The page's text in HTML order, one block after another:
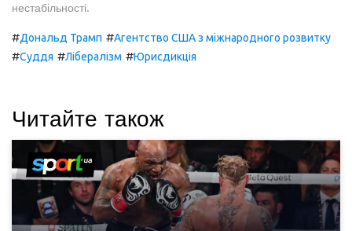
нестабільності.
#Дональд Трамп #Агентство США з міжнародного розвитку
#Суддя #Лібералізм #Юрисдикція
Читайте також